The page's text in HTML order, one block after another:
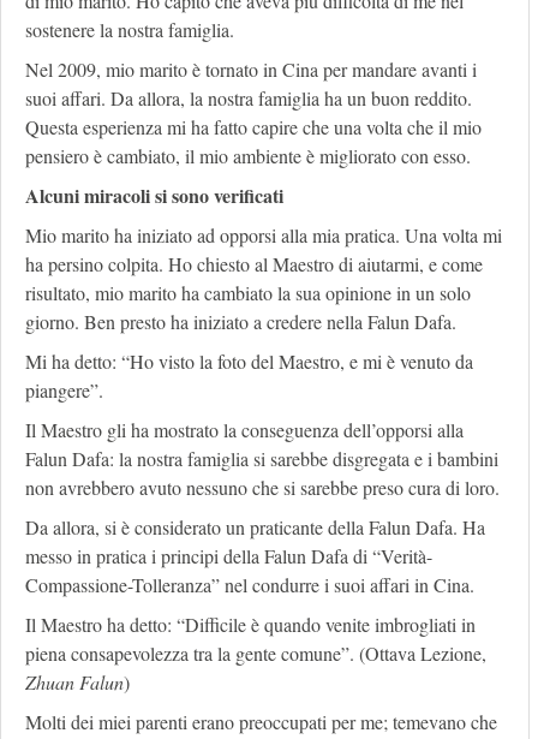
sostenere la nostra famiglia.
Nel 2009, mio marito è tornato in Cina per mandare avanti i
suoi affari. Da allora, la nostra famiglia ha un buon reddito.
Questa esperienza mi ha fatto capire che una volta che il mio
pensiero è cambiato, il mio ambiente è migliorato con esso.
Alcuni miracoli si sono verificati
Mio marito ha iniziato ad opporsi alla mia pratica. Una volta mi
ha persino colpita. Ho chiesto al Maestro di aiutarmi, e come
risultato, mio marito ha cambiato la sua opinione in un solo
giorno. Ben presto ha iniziato a credere nella Falun Dafa.
Mi ha detto: “Ho visto la foto del Maestro, e mi è venuto da
piangere”.
Il Maestro gli ha mostrato la conseguenza dell’opporsi alla
Falun Dafa: la nostra famiglia si sarebbe disgregata e i bambini
non avrebbero avuto nessuno che si sarebbe preso cura di loro.
Da allora, si è considerato un praticante della Falun Dafa. Ha
messo in pratica i principi della Falun Dafa di “Verità-
Compassione-Tolleranza” nel condurre i suoi affari in Cina.
Il Maestro ha detto: “Difficile è quando venite imbrogliati in
piena consapevolezza tra la gente comune”. (Ottava Lezione,
Zhuan Falun)
Molti dei miei parenti erano preoccupati per me; temevano che